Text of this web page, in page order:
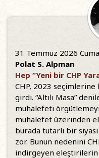
31 Temmuz 2026 Cuma
Polat S. Alpman
Hep “Yeni bir CHP
CHP, 2023 seçimlerine
girdi. “Altılı Masa”
muhalefeti
muhalefet üzerinden
burada tutarlı bir
zor. Bunun nedenini
indirgeyen eleştirilerin